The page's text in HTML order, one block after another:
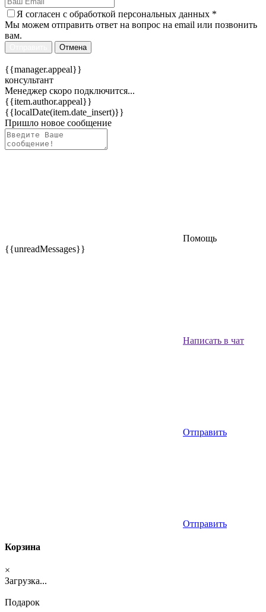
Я согласен c обработкой персональных данных *
Мы можем отправить ответ на вопрос на email или позвонить
вам.
Отмена
{{manager.appeal}}
консультант
Менеджер скоро подключится...
{{item.author.appeal}}
{{localDate(item.date_insert)}}
Пришло новое сообщение
Помощь
{{unreadMessages}}
Написать в чат
Отправить
Отправить
Корзина
×
Загрузка...
Подарок